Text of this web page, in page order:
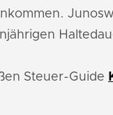
Steuer-Guide